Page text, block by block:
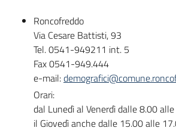
Roncofreddo
Via Cesare Battisti, 93
Tel. 0541-949211 int. 5
Fax 0541-949.444
e-mail:
Orari:
dal Lunedì al Venerdì dalle 8.00
il Giovedì anche dalle 15.00 alle